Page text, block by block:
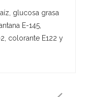
glucosa grasa
E-145,
colorante E122 y